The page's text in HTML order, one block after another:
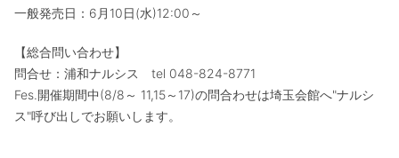
一般発売日：6月10日(水)12:00～
【総合問い合わせ】
問合せ：浦和ナルシス tel 048-824-8771
Fes.開催期間中(8/8～ 11,15～17)の問合わせは埼玉会館へ"ナルシ
ス"呼び出しでお願いします。